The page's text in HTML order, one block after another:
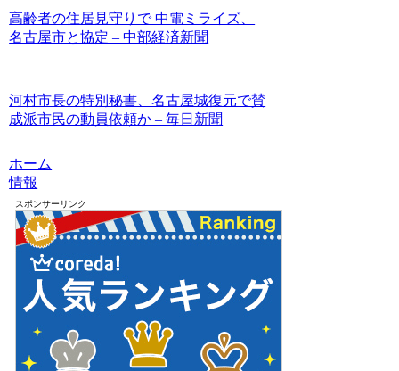
高齢者の住居見守りで 中電ミライズ、
名古屋市と協定 – 中部経済新聞
河村市長の特別秘書、名古屋城復元で賛
成派市民の動員依頼か – 毎日新聞
ホーム
情報
スポンサーリンク